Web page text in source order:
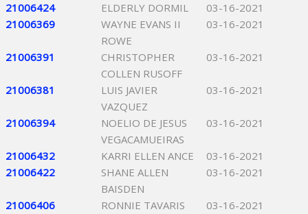
21006424 ELDERLY DORMIL
03-16-2021
21006369
WAYNE EVANS II
ROWE
03-16-2021
21006391
CHRISTOPHER
COLLEN RUSOFF
03-16-2021
21006381
LUIS JAVIER
VAZQUEZ
03-16-2021
21006394
NOELIO DE JESUS
VEGACAMUEIRAS
03-16-2021
21006432 KARRI ELLEN ANCE
03-16-2021
21006422
SHANE ALLEN
BAISDEN
03-16-2021
21006406
RONNIE TAVARIS
03-16-2021